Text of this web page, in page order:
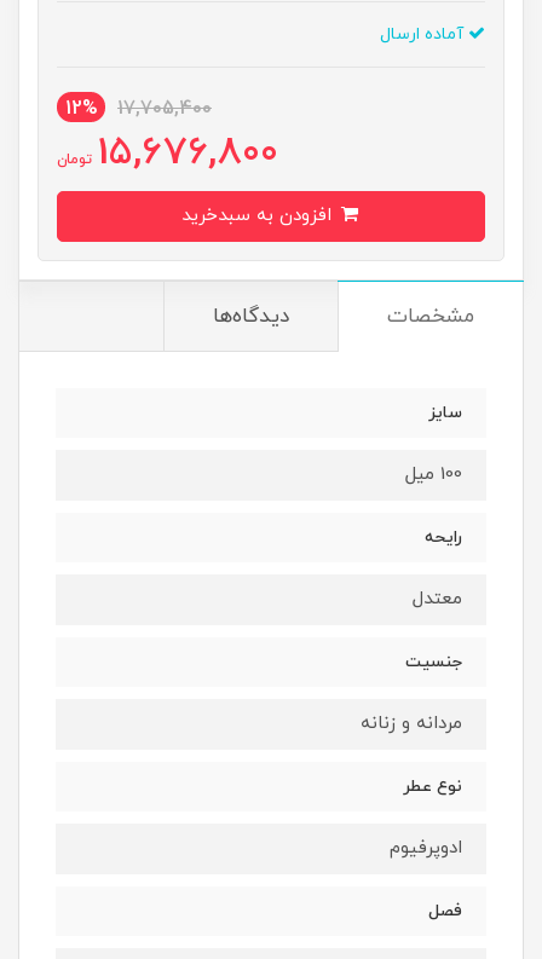
آماده ارسال
17,705,400
12%
15,676,800 تومان
مشخصات دیدگاه‌ها
سایز
100 میل
رایحه
معتدل
جنسیت
مردانه و زنانه
نوع عطر
ادوپرفیوم
فصل